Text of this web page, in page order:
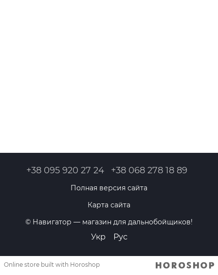
+38 095 920 27 24 +38 068 278 18 89
Полная версия сайта
Карта сайта
© Навигатор — магазин для дальнобойщиков!
Укр Рус
Online store built with Horoshop